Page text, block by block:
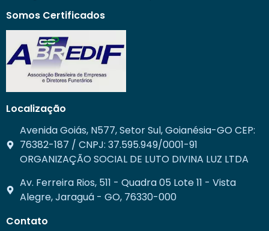
Somos Certificados
Localização
Avenida Goiás, N577, Setor Sul, Goianésia-GO CEP:
76382-187 / CNPJ: 37.595.949/0001-91
ORGANIZAÇÃO SOCIAL DE LUTO DIVINA LUZ LTDA
Av. Ferreira Rios, 511 - Quadra 05 Lote 11 - Vista
Alegre, Jaraguá - GO, 76330-000
Contato